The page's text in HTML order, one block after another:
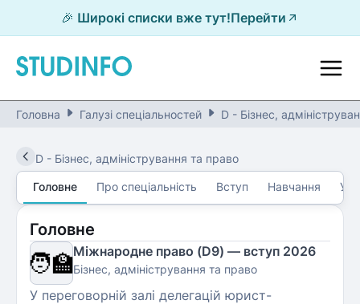
🎉 Широкі списки вже тут!Перейти
Головна Галузі спеціальностей D - Бізнес,
D - Бізнес, адміністрування та право
Головне Про спеціальність Вступ Навчання
Головне
🧑‍🏫Міжнародне право (D9) — вступ 2026
Бізнес, адміністрування та право
У переговорній залі делегацій юрист-